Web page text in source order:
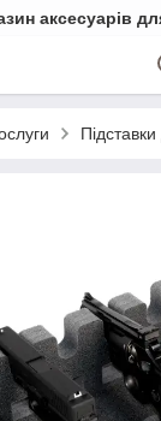
аксесуарів
Підставки